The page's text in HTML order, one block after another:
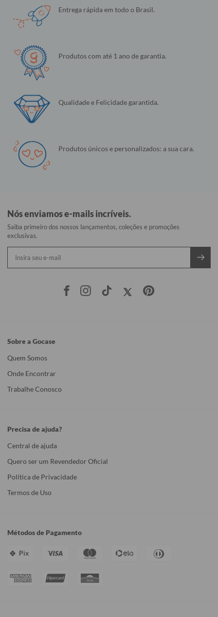
Entrega rápida em todo o Brasil.
Produtos com até 1 ano de garantia.
Qualidade e Felicidade garantida.
Produtos únicos e personalizados: a sua cara.
Nós enviamos e-mails incríveis.
Saiba primeiro dos nossos lançamentos, coleções e promoções
exclusivas.
Sobre a Gocase
Quem Somos
Onde Encontrar
Trabalhe Conosco
Precisa de ajuda?
Central de ajuda
Quero ser um Revendedor Oficial
Política de Privacidade
Termos de Uso
Métodos de Pagamento
Pix